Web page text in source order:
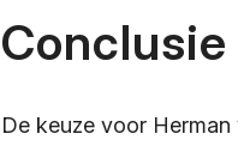
Conclusie
De keuze voor